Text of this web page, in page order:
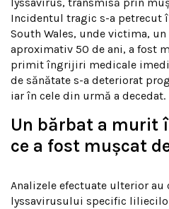
Incidentul tragic s-a petrecut
South Wales, unde victima,
aproximativ 50 de ani, a fost
primit îngrijiri medicale
de sănătate s-a deteriorat
iar în cele din urmă a decedat.
Un bărbat a murit
ce a fost mușcat
Analizele efectuate ulterior au
lyssavirusului specific